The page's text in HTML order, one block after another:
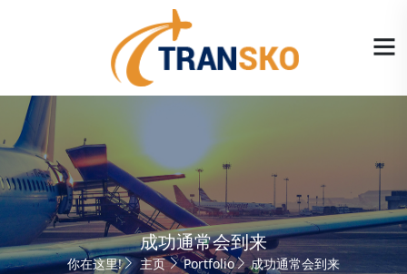
成功通常会到来
你在这里! 主页 Portfolio 成功通常会到来